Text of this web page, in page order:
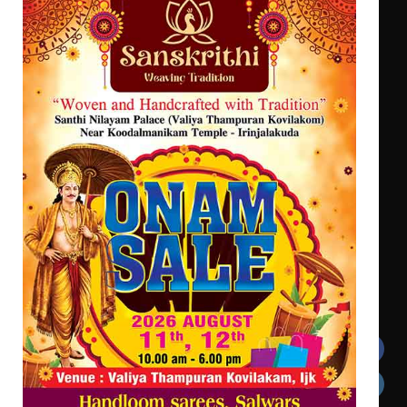
ട്യുണീഷ്യൻ ചിത്രം ” ദി വോയിസ്
ഓഫ് ഹിന്ദ് റജബ് ” ഇരിങ്ങാലക്കുട
ഫിലിം സൊസൈറ്റി ആഗസ്റ്റ് 7
വെള്ളിയാഴ്ച സ്‌ക്രീൻ ചെയ്യുന്നു
സെന്റ് ജോസഫ്സ് കോളജ്
കോമേഴ്‌സ് അസോസിയേഷന്
തുടക്കമായി
Get In Touch
Twitter Facebook
LinkedIn Instagram